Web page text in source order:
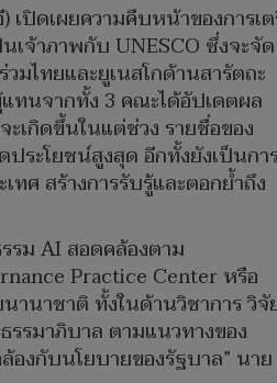
เปิดเผยความคืบหน้าของการเ
เจ้าภาพกับ UNESCO ซึ่งจะจัด
มไทยและยูเนสโกด้านสารัตถะ
ทนจากทั้ง 3 คณะได้อัปเดตผล
เกิดขึ้นในแต่ช่วง รายชื่อของ
ระโยชน์สูงสุด อีกทั้งยังเป็นกา
ศ สร้างการรับรู้และตอกย้ำถึง
รม AI สอดคล้องตาม
Practice Center หรือ
านาชาติ ทั้งในด้านวิชาการ วิจั
รมาภิบาล ตามแนวทางของ
องกับนโยบายของรัฐบาล” นาย